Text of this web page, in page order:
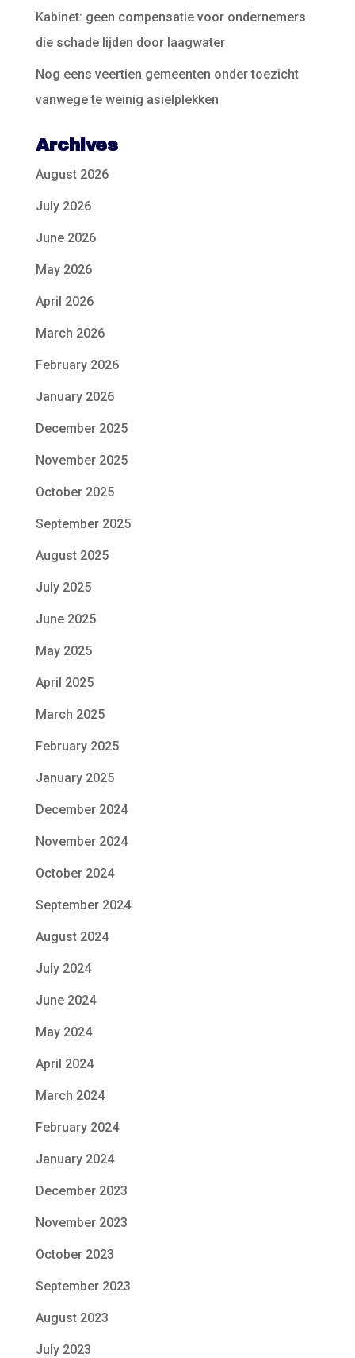
Kabinet: geen compensatie voor ondernemers
die schade lijden door laagwater
Nog eens veertien gemeenten onder toezicht
vanwege te weinig asielplekken
Archives
August 2026
July 2026
June 2026
May 2026
April 2026
March 2026
February 2026
January 2026
December 2025
November 2025
October 2025
September 2025
August 2025
July 2025
June 2025
May 2025
April 2025
March 2025
February 2025
January 2025
December 2024
November 2024
October 2024
September 2024
August 2024
July 2024
June 2024
May 2024
April 2024
March 2024
February 2024
January 2024
December 2023
November 2023
October 2023
September 2023
August 2023
July 2023